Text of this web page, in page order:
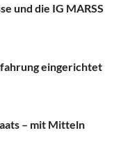
und die IG MARSS
eingerichtet
– mit Mitteln